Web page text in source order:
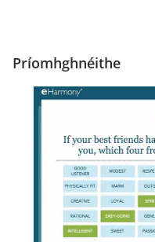
Príomhghnéithe